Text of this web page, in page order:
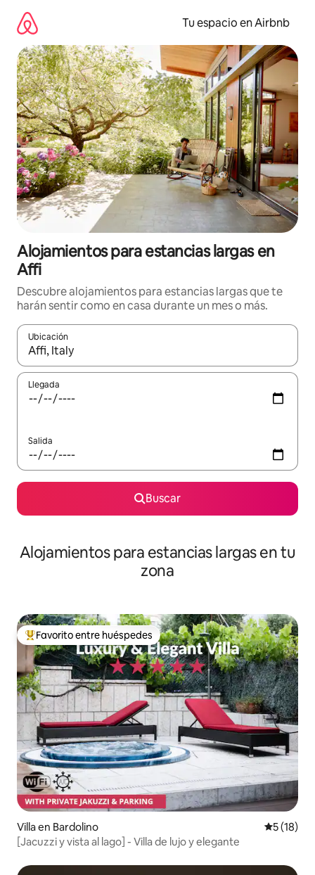
contenido
Tu espacio en Airbnb
Alojamientos para estancias largas en
Affi
Descubre alojamientos para estancias largas que te
harán sentir como en casa durante un mes o más.
Ubicación
Cuando los resultados estén disponibles, podrás navegar
Llegada
Salida
Buscar
Alojamientos para estancias largas en tu
zona
De los mejores en Favorito entre huéspedes
Favorito entre huéspedes
Villa en Bardolino
5 (18)
[Jacuzzi y vista al lago] - Villa de lujo y elegante